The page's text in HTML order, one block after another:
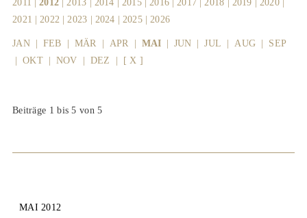
2011 |2012 |2013 2014 2015| 2016 |2017 |2018 2019 2020|
2021 |2022 |2023 2024 2025| 2026
JAN| FEB MÄR APR MAI| JUN |JUL |AUG
SEP
OKT| NOV DEZ [ X ]
Beiträge 1 bis 5 von 5
MAI 2012